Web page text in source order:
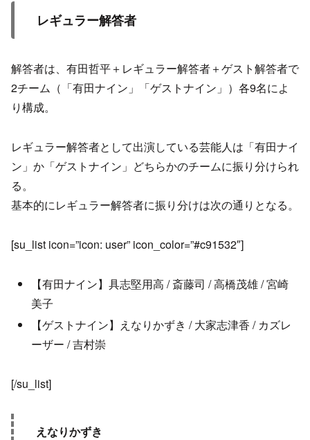
レギュラー解答者
解答者は、有田哲平＋レギュラー解答者＋ゲスト解答者で
2チーム（「有田ナイン」「ゲストナイン」）各9名によ
り構成。
レギュラー解答者として出演している芸能人は「有田ナイ
ン」か「ゲストナイン」どちらかのチームに振り分けられ
る。
基本的にレギュラー解答者に振り分けは次の通りとなる。
[su_list icon=”icon: user” icon_color=”#c91532″]
【有田ナイン】具志堅用高 / 斎藤司 / 高橋茂雄 / 宮崎
美子
【ゲストナイン】えなりかずき / 大家志津香 / カズレ
ーザー / 吉村崇
[/su_list]
えなりかずき